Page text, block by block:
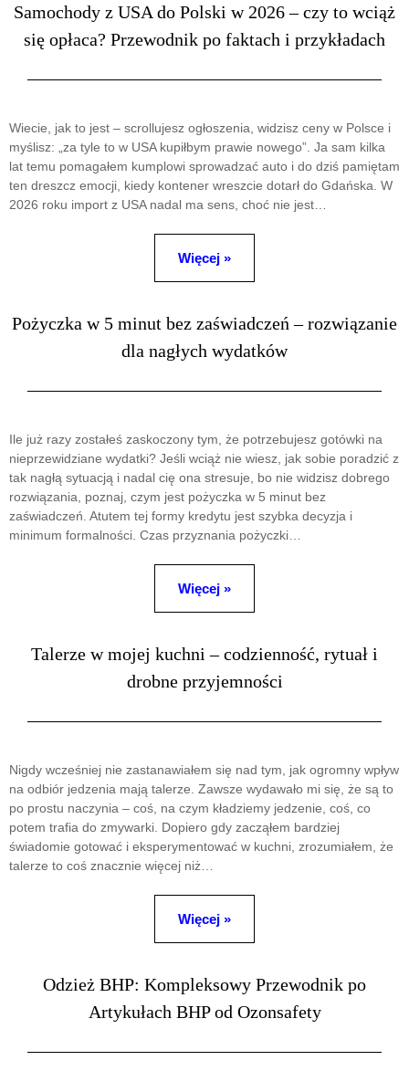
Samochody z USA do Polski w 2026 – czy to wciąż
się opłaca? Przewodnik po faktach i przykładach
Wiecie, jak to jest – scrollujesz ogłoszenia, widzisz ceny w Polsce i
myślisz: „za tyle to w USA kupiłbym prawie nowego”. Ja sam kilka
lat temu pomagałem kumplowi sprowadzać auto i do dziś pamiętam
ten dreszcz emocji, kiedy kontener wreszcie dotarł do Gdańska. W
2026 roku import z USA nadal ma sens, choć nie jest…
Więcej »
Pożyczka w 5 minut bez zaświadczeń – rozwiązanie
dla nagłych wydatków
Ile już razy zostałeś zaskoczony tym, że potrzebujesz gotówki na
nieprzewidziane wydatki? Jeśli wciąż nie wiesz, jak sobie poradzić z
tak nagłą sytuacją i nadal cię ona stresuje, bo nie widzisz dobrego
rozwiązania, poznaj, czym jest pożyczka w 5 minut bez
zaświadczeń. Atutem tej formy kredytu jest szybka decyzja i
minimum formalności. Czas przyznania pożyczki…
Więcej »
Talerze w mojej kuchni – codzienność, rytuał i
drobne przyjemności
Nigdy wcześniej nie zastanawiałem się nad tym, jak ogromny wpływ
na odbiór jedzenia mają talerze. Zawsze wydawało mi się, że są to
po prostu naczynia – coś, na czym kładziemy jedzenie, coś, co
potem trafia do zmywarki. Dopiero gdy zacząłem bardziej
świadomie gotować i eksperymentować w kuchni, zrozumiałem, że
talerze to coś znacznie więcej niż…
Więcej »
Odzież BHP: Kompleksowy Przewodnik po
Artykułach BHP od Ozonsafety